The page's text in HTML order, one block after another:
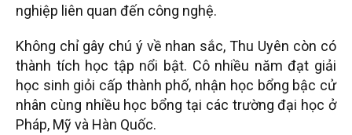
nghiệp liên quan đến công nghệ.
Không chỉ gây chú ý về nhan sắc, Thu Uyên còn có
thành tích học tập nổi bật. Cô nhiều năm đạt giải
học sinh giỏi cấp thành phố, nhận học bổng bậc cử
nhân cùng nhiều học bổng tại các trường đại học ở
Pháp, Mỹ và Hàn Quốc.